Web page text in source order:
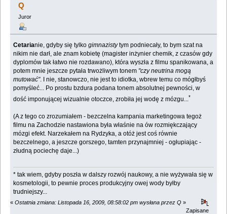
Q
Juror
Cetarianie, gdyby się tylkogimnazistytym podniecały, to bym szat na
nikim nie darł, ale znam kobietę (magister inżynier chemik, z czasów gdy
dyplomów tak łatwo nie rozdawano), która wyszła z filmu spanikowana, a
potem mnie jeszcze pytała trwożliwym tonem "czy neutrina mogą
mutować". I nie, stanowczo, nie jest to idiotka, wbrew temu co mógłbyś
pomyśleć... Po prostu bzdura podana tonem absolutnej pewności, w
dość imponującej wizualnie otoczce, zrobiła jej wodę z mózgu...*
(A z tego co zrozumiałem - bezczelna kampania marketingowa tegoż
filmu na Zachodzie nastawiona była właśnie na ów rozmiękczający
mózgi efekt. Narzekałem na Rydzyka, a otóż jest coś równie
bezczelnego, a jeszcze gorszego, tamten przynajmniej - ogłupiając -
złudną pociechę daje...)
* tak wiem, gdyby poszła w dalszy rozwój naukowy, a nie wyżywała się w
kosmetologii, to pewnie proces produkcyjny owej wody byłby
trudniejszy...
« Ostatnia zmiana: Listopada 16, 2009, 08:58:02 pm wysłana przez Q »
Zapisane